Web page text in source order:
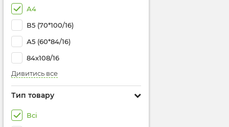
А4
В5 (70*100/16)
А5 (60*84/16)
84х108/16
Дивитись все
Тип товару
Всі